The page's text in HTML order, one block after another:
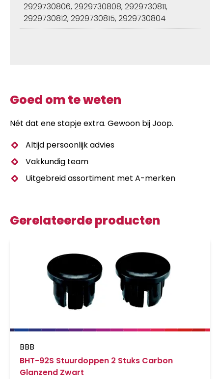
2929730806, 2929730808, 2929730811,
2929730812, 2929730815, 2929730804
Goed om te weten
Nét dat ene stapje extra. Gewoon bij Joop.
Altijd persoonlijk advies
Vakkundig team
Uitgebreid assortiment met A-merken
Gerelateerde producten
BBB
BHT-92S Stuurdoppen 2 Stuks Carbon
Glanzend Zwart